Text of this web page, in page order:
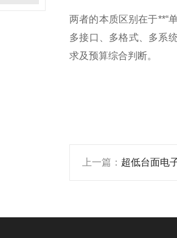
两者的本质区别在于**“
多接口、多格式、多系
求及预算综合判断。
上一篇： 超低台面电